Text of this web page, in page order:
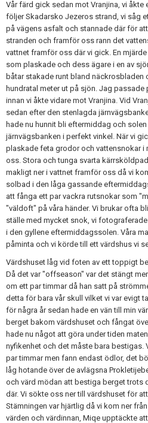
Vår färd gick sedan mot Vranjina, vi åkte
följer Skadarsko Jezeros strand, vi såg
på vägens asfalt och stannade där för
stranden och framför oss rann det
vattnet framför oss där vi gick. En
som plaskade och dess ägare i en av
båtar stakade runt bland näckrosbladen
hundratal meter ut på sjön. Jag passade
innan vi åkte vidare mot Vranjina. Vid
sedan efter den stenlagda
hade nu hunnit bli eftermiddag och
järnvägsbanken i perfekt vinkel. När vi
plaskade feta grodor och vattensnokar i
oss. Stora och tunga svarta
makligt ner i vattnet framför oss då vi
solbad i den låga gassande
att fånga ett par vackra rutsnokar som
"väldoft" på våra händer. Vi brukar ofta
ställe med mycket snok, vi
i den gyllene eftermiddagssolen. Våra
påminta och vi körde till ett värdshus vi
Värdshuset låg vid foten av ett toppigt
Då det var "offseason" var det stängt
om ett par timmar då han satt på
detta för bara vår skull vilket vi var evigt
för några år sedan hade en vän till min
berget bakom värdshuset och fångat
hade nu något att göra under tiden
nyfikenhet och det måste bara bestigas.
par timmar men fann endast ödlor, det
låg hotande över de avlägsna
och värd mödan att bestiga berget trots
där. Vi sökte oss ner till värdshuset för
Stämningen var hjärtlig då vi kom ner
värden och värdinnan, Miqe upptäckte